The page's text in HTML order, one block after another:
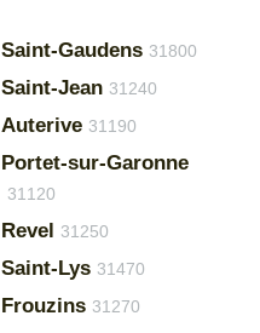
Saint-Gaudens 31800
Saint-Jean 31240
Auterive 31190
Portet-sur-Garonne
31120
Revel 31250
Saint-Lys 31470
Frouzins 31270